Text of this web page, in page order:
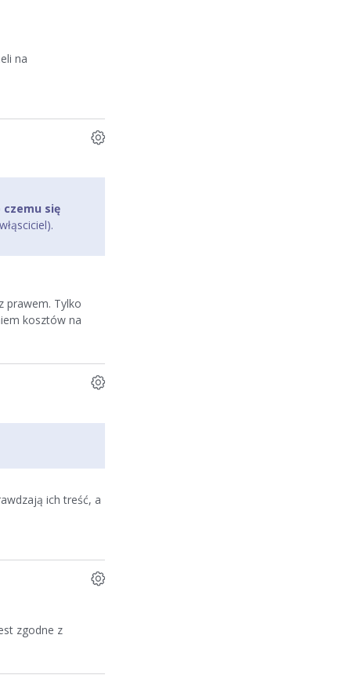
na
czemu się
prawem. Tylko
kosztów na
ich treść, a
zgodne z